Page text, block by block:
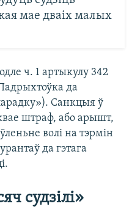
мае дваіх малых
ч. 1 артыкулу 342
да
Санкцыя ў
штраф, або арышт,
волі на тэрмін
да гэтага
судзілі»